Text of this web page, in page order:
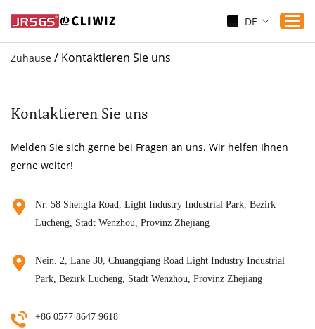
Produkte
Sicherung
Blogs
Über uns
DE
Zuhause / Kontaktieren Sie uns
Kontaktieren Sie uns
Melden Sie sich gerne bei Fragen an uns. Wir helfen Ihnen
gerne weiter!
Nr. 58 Shengfa Road, Light Industry Industrial Park, Bezirk
Lucheng, Stadt Wenzhou, Provinz Zhejiang
Nein. 2, Lane 30, Chuangqiang Road Light Industry Industrial
Park, Bezirk Lucheng, Stadt Wenzhou, Provinz Zhejiang
+86 0577 8647 9618